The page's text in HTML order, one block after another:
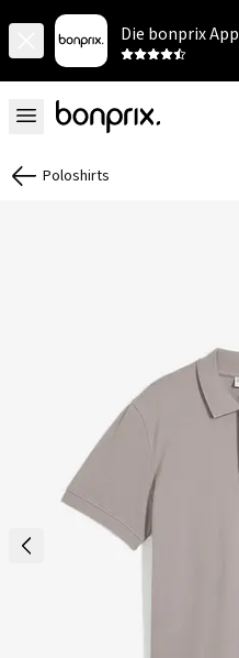
Die bonprix App
Poloshirts